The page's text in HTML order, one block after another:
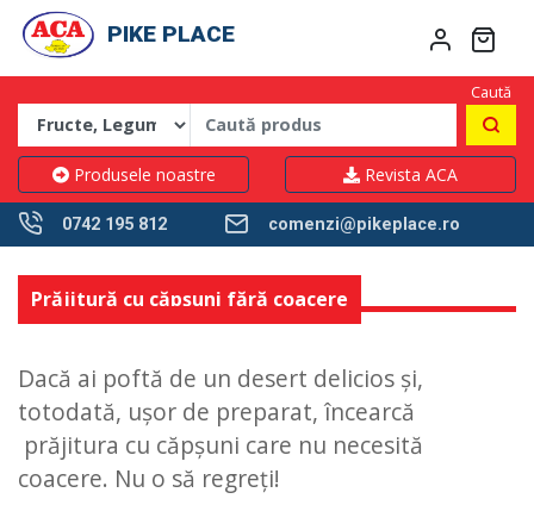
PIKE PLACE
Caută
Produsele noastre Revista ACA
0742 195 812 comenzi@pikeplace.ro
Prăjitură cu căpșuni fără coacere
Dacă ai poftă de un desert delicios și,
totodată, ușor de preparat, încearcă
prăjitura cu căpșuni care nu necesită
coacere. Nu o să regreți!